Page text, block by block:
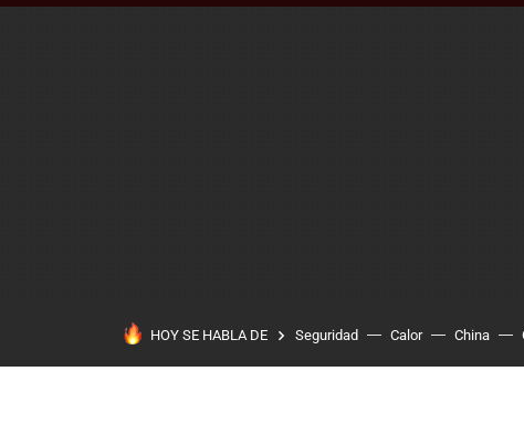
HOY SE HABLA DE Seguridad Calor China